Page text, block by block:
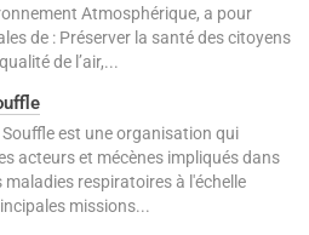
Atmosphérique, a pour
de : Préserver la santé des citoyens
de l’air,...
est une organisation qui
acteurs et mécènes impliqués dans
maladies respiratoires à l'échelle
missions...